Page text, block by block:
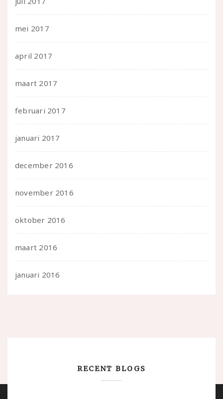
mei 2017
april 2017
maart 2017
februari 2017
januari 2017
december 2016
november 2016
oktober 2016
maart 2016
januari 2016
RECENT BLOGS